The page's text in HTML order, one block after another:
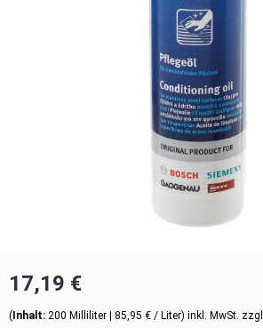
17,19 €
(Inhalt: 200 Milliliter | 85,95 € / Liter) inkl. MwSt. zzgl.